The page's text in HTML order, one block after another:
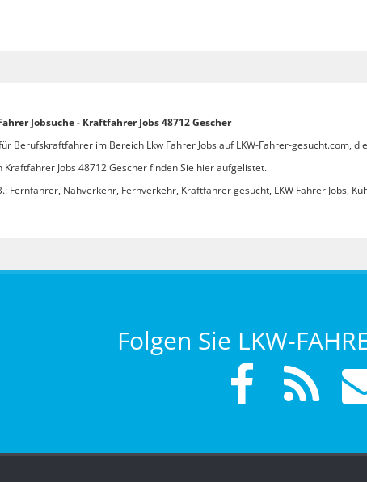
Jobsuche - Kraftfahrer Jobs 48712 Gescher
Berufskraftfahrer im Bereich Lkw Fahrer Jobs auf LKW-Fahrer-gesucht.com,
Kraftfahrer Jobs 48712 Gescher finden Sie hier aufgelistet.
Fernfahrer, Nahverkehr, Fernverkehr, Kraftfahrer gesucht, LKW Fahrer Jobs,
Folgen Sie LKW-